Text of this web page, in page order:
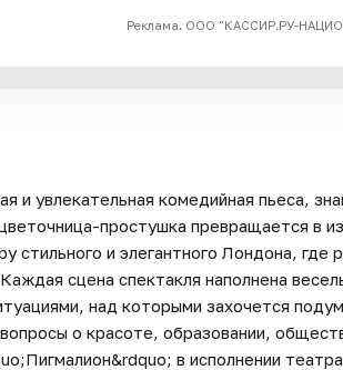
Реклама. ООО "КАССИР.РУ-
и увлекательная комедийная пьеса,
простушка превращается в
стильного и элегантного Лондона, где
сцена спектакля наполнена
над которыми захочется
о красоте, образовании,
в исполнении